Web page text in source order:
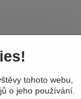
tohoto webu,
o jeho používání.